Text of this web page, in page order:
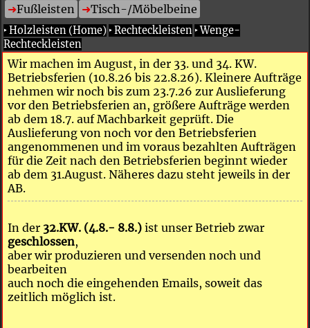
Fußleisten
Tisch-/Möbelbeine
‣Holzleisten (Home) ‣Rechteckleisten ‣Wenge-
Rechteckleisten
Wir machen im August, in der 33. und 34. KW.
Betriebsferien (10.8.26 bis 22.8.26). Kleinere Aufträge
nehmen wir noch bis zum 23.7.26 zur Auslieferung
vor den Betriebsferien an, größere Aufträge werden
ab dem 18.7. auf Machbarkeit geprüft. Die
Auslieferung von noch vor den Betriebsferien
angenommenen und im voraus bezahlten Aufträgen
für die Zeit nach den Betriebsferien beginnt wieder
ab dem 31.August. Näheres dazu steht jeweils in der
AB.
In der 32.KW. (4.8.- 8.8.)ist unser Betrieb zwar
geschlossen,
aber wir produzieren und versenden noch und
bearbeiten
auch noch die eingehenden Emails, soweit das
zeitlich möglich ist.